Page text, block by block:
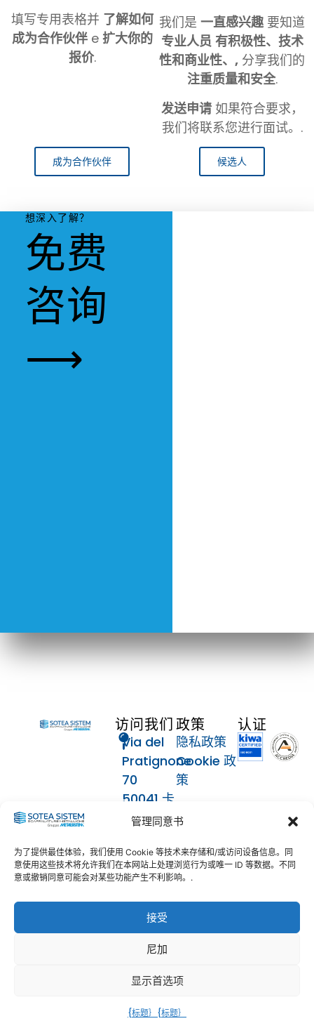
管理同意书
为了提供最佳体验，我们使用 Cookie 等技术来存储和/或访问设备信息。同
意使用这些技术将允许我们在本网站上处理浏览行为或唯一 ID 等数据。不同
意或撤销同意可能会对某些功能产生不利影响。.
接受
尼加
显示首选项
{标题｝ {标题｝
填写专用表格并 了解如何
成为合作伙伴e 扩大你的
报价.
成为合作伙伴
我们是 一直感兴趣要知道
专业人员 有积极性、技术
性和商业性、, 分享我们的
注重质量和安全.
发送申请如果符合要求，
我们将联系您进行面试。.
候选人
想深入了解？
免费
咨询
⟶
访问我们
Via del
Pratignone
70
50041 卡
伦扎诺
联系人
055
8873633
info@soteasistem.com
soteasistem@legalmail.it
政策
隐私政策
Cookie 政
策
认证
© 2024 - 2026
SDI：USAL8PV | 保留所有权利